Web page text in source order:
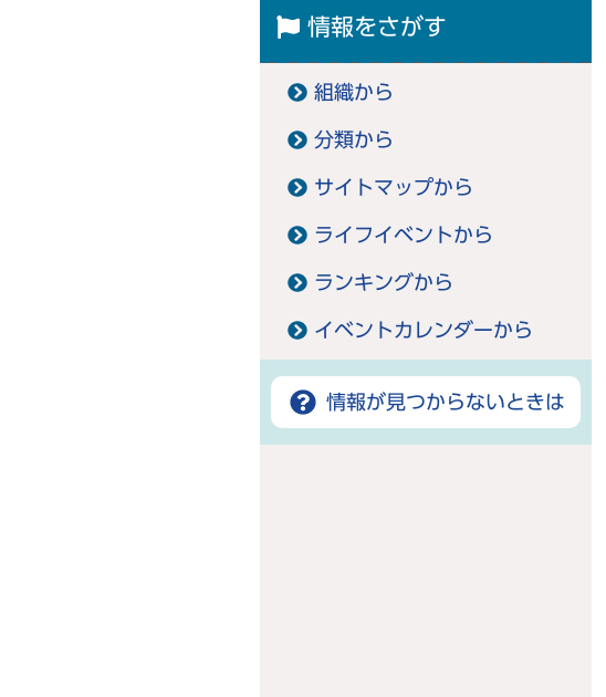
情報をさがす
組織から
分類から
サイトマップから
ライフイベントから
ランキングから
イベントカレンダーから
情報が見つからないときは